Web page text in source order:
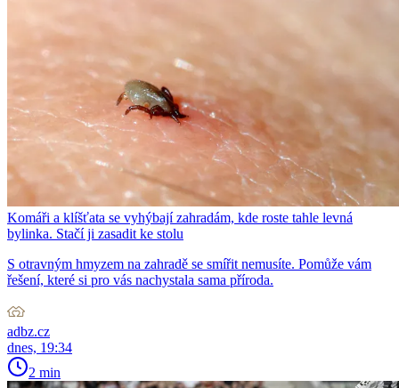
Komáři a klíšťata se vyhýbají zahradám, kde roste tahle levná
bylinka. Stačí ji zasadit ke stolu
S otravným hmyzem na zahradě se smířit nemusíte. Pomůže vám
řešení, které si pro vás nachystala sama příroda.
adbz.cz
dnes, 19:34
2 min